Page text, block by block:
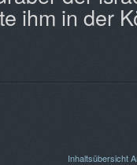
ihm in der
Inhaltsübersicht